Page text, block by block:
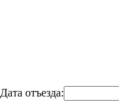
Дата отъезда: